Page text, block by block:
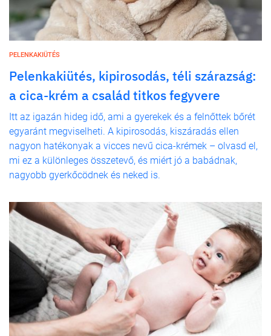
PELENKAKIÜTÉS
Pelenkakiütés, kipirosodás, téli szárazság:
a cica-krém a család titkos fegyvere
Itt az igazán hideg idő, ami a gyerekek és a felnőttek bőrét
egyaránt megviselheti. A kipirosodás, kiszáradás ellen
nagyon hatékonyak a vicces nevű cica-krémek – olvasd el,
mi ez a különleges összetevő, és miért jó a babádnak,
nagyobb gyerkőcödnek és neked is.